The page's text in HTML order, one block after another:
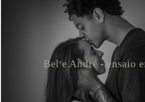
Bel e André - ensaio